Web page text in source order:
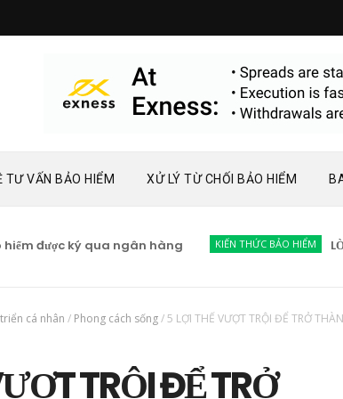
TƯ VẤN BẢO HIỂM XỬ LÝ TỪ CHỐI BẢO HIỂM
ký qua ngân hàng KIẾN THỨC BẢO HIỂM LỜI MỜI
cá nhân / Phong cách sống/5 LỢI THẾ VƯỢT TRỘI ĐỂ TRỞ
TRỘI ĐỂ TRỞ